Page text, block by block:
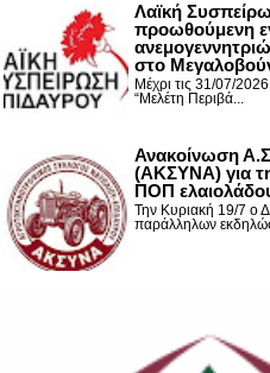
Λαϊκή
προωθούμενη
στο
Μέχρι τις 31/07/
“Μελέτη Περιβά...
Ανακοίνωση
(ΑΚΣΥΝΑ) για
ΠΟΠ
Την Κυριακή 19/7 ο
παράλληλων